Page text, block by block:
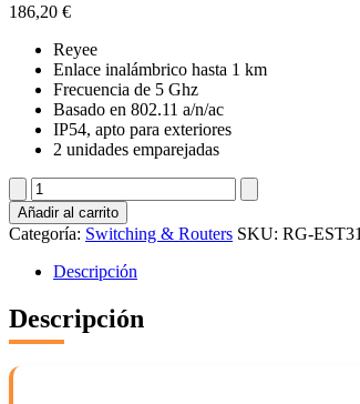
186,20 €
Reyee
Enlace inalámbrico hasta 1 km
Frecuencia de 5 Ghz
Basado en 802.11 a/n/ac
IP54, apto para exteriores
2 unidades emparejadas
RG-
EST310
V2
cantidad
Añadir al carrito
Categoría: Switching & Routers SKU: RG-
Descripción
Descripción